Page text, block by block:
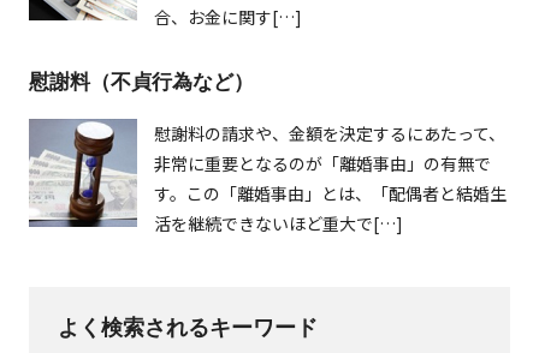
合、お金に関す[…]
慰謝料（不貞行為など）
慰謝料の請求や、金額を決定するにあたって、
非常に重要となるのが「離婚事由」の有無で
す。この「離婚事由」とは、「配偶者と結婚生
活を継続できないほど重大で[…]
よく検索されるキーワード